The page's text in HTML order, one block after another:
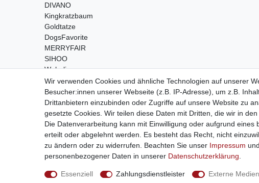
DIVANO
Kingkratzbaum
Goldtatze
DogsFavorite
MERRYFAIR
SIHOO
Wohnling
Wir verwenden Cookies und ähnliche Technologien auf unserer
Besucher:innen unserer Webseite (z.B. IP-Adresse), um z.B.
Drittanbietern einzubinden oder Zugriffe auf unsere Website zu
gesetzte Cookies. Wir teilen diese Daten mit Dritten, die wir in den
Die Datenverarbeitung kann mit Einwilligung oder aufgrund
erteilt oder abgelehnt werden. Es besteht das Recht, nicht
zu ändern oder zu widerrufen. Beachten Sie unser Impressum
personenbezogener Daten in unserer Daten­schutz­erklärung
Essenziell Zahlungsdienstleister Externe Medien
Widerrufs­recht
© Copyright 2026 |